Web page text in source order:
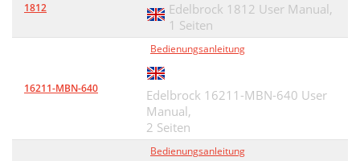
1812
Edelbrock 1812 User Manual,
1 Seiten
16211-MBN-640
Bedienungsanleitung
Edelbrock 16211-MBN-640 User
Manual,
2 Seiten
Bedienungsanleitung